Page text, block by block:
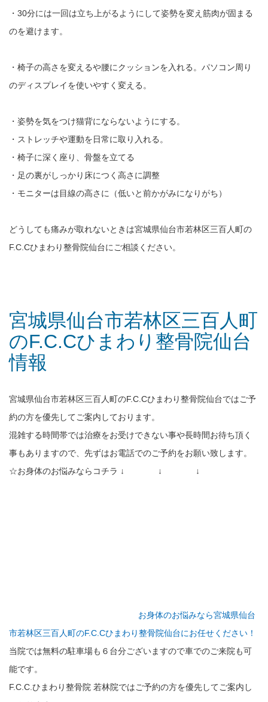
・30分には一回は立ち上がるようにして姿勢を変え筋肉が固まる
のを避けます。
・椅子の高さを変えるや腰にクッションを入れる。パソコン周り
のディスプレイを使いやすく変える。
・姿勢を気をつけ猫背にならないようにする。
・ストレッチや運動を日常に取り入れる。
・椅子に深く座り、骨盤を立てる
・足の裏がしっかり床につく高さに調整
・モニターは目線の高さに（低いと前かがみになりがち）
どうしても痛みが取れないときは宮城県仙台市若林区三百人町の
F.C.Cひまわり整骨院仙台にご相談ください。
宮城県仙台市若林区三百人町
のF.C.Cひまわり整骨院仙台
情報
宮城県仙台市若林区三百人町のF.C.Cひまわり整骨院仙台ではご予
約の方を優先してご案内しております。
混雑する時間帯では治療をお受けできない事や長時間お待ち頂く
事もありますので、先ずはお電話でのご予約をお願い致します。
☆お身体のお悩みならコチラ ↓ ↓ ↓
お身体のお悩みなら宮城県仙台
市若林区三百人町のF.C.Cひまわり整骨院仙台にお任せください！
当院では無料の駐車場も６台分ございますので車でのご来院も可
能です。
F.C.C.ひまわり整骨院 若林院ではご予約の方を優先してご案内し